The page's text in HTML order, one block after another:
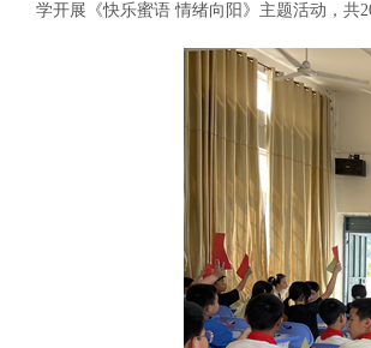
学开展《快乐蜜语 情绪向阳》主题活动，共